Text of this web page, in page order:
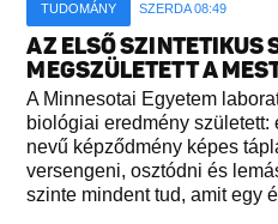
TUDOMÁNY SZERDA 08:49
AZ ELSŐ SZINTETIKUS
MEGSZÜLETETT A
A Minnesotai Egyetem
biológiai eredmény született:
nevű képződmény képes
versengeni, osztódni és
szinte mindent tud, amit egy